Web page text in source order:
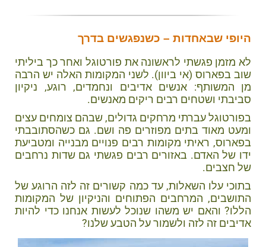
היופי שבאחדות – כשנפגשים בדרך
לא מזמן פגשתי לראשונה את פורטוגל ואחר כך ביליתי
שוב בפארוס (אי ביוון). לשני המקומות האלה יש הרבה
מן המשותף: אנשים אדיבים ונחמדים, רוגע, ניקיון
סביבתי ושטחים רבים ריקים מאנשים.
בפורטוגל עברתי מרחקים גדולים, שבהם צומחים עצים
ומעט מאוד בתים מפוזרים פה ושם. גם כשהסתובבתי
בפארוס, ראיתי מקומות רבים פנויים מבנייה ומטביעת
ידו של האדם. באזורים רבים פגשתי גם שדות נרחבים
של חצבים.
בתוכי עלו השאלות, עד כמה קשורים זה לזה הרוגע של
התושבים, המרחבים הפתוחים והניקיון של המקומות
הללו? והאם יש משהו שנוכל לעשות אנחנו כדי להיות
אדיבים זה לזה ולשמור על הטבע שלנו?